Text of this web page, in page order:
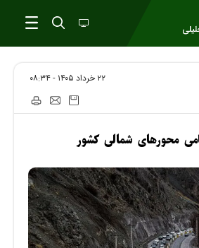
۲۲ خرداد ۱۴۰۵ - ۰۸:۳۴
محور‌های شمالی کشور